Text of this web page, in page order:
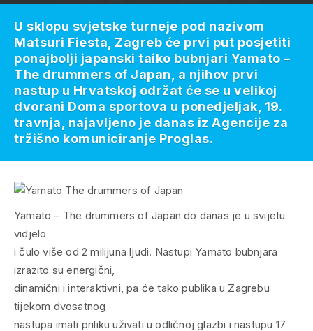
Yamato – The drummers of Japan do danas je u svijetu
vidjelo
i čulo više od 2 milijuna ljudi. Nastupi Yamato bubnjara
izrazito su energični,
dinamični i interaktivni, pa će tako publika u Zagrebu
tijekom dvosatnog
nastupa imati priliku uživati u odličnoj glazbi i nastupu 17
U sklopu svjetske turneje pod nazivom
Matsuri Fiesta, Zagreb će prvi put posjetiti
ponajbolji japanski taiko bubnjari Yamato –
The drummers of Japan, a njihov prvi
nastup u Hrvatskoj održat će se u velikoj
dvorani Doma sportova u ponedjeljak, 19.
travnja, najavljeno je danas iz Agencije za
tržišno komuniciranje Proglas.